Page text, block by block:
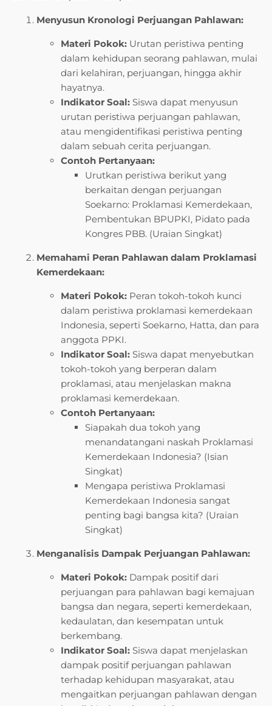
Menyusun Kronologi Perjuangan Pahlawan:
Materi Pokok: Urutan peristiwa penting
dalam kehidupan seorang pahlawan, mulai
dari kelahiran, perjuangan, hingga akhir
hayatnya.
Indikator Soal: Siswa dapat menyusun
urutan peristiwa perjuangan pahlawan,
atau mengidentifikasi peristiwa penting
dalam sebuah cerita perjuangan.
Contoh Pertanyaan:
Urutkan peristiwa berikut yang
berkaitan dengan perjuangan
Soekarno: Proklamasi Kemerdekaan,
Pembentukan BPUPKI, Pidato pada
Kongres PBB. (Uraian Singkat)
Memahami Peran Pahlawan dalam Proklamasi
Kemerdekaan:
Materi Pokok: Peran tokoh-tokoh kunci
dalam peristiwa proklamasi kemerdekaan
Indonesia, seperti Soekarno, Hatta, dan para
anggota PPKI.
Indikator Soal: Siswa dapat menyebutkan
tokoh-tokoh yang berperan dalam
proklamasi, atau menjelaskan makna
proklamasi kemerdekaan.
Contoh Pertanyaan:
Siapakah dua tokoh yang
menandatangani naskah Proklamasi
Kemerdekaan Indonesia? (Isian
Singkat)
Mengapa peristiwa Proklamasi
Kemerdekaan Indonesia sangat
penting bagi bangsa kita? (Uraian
Singkat)
Menganalisis Dampak Perjuangan Pahlawan:
Materi Pokok: Dampak positif dari
perjuangan para pahlawan bagi kemajuan
bangsa dan negara, seperti kemerdekaan,
kedaulatan, dan kesempatan untuk
berkembang.
Indikator Soal: Siswa dapat menjelaskan
dampak positif perjuangan pahlawan
terhadap kehidupan masyarakat, atau
mengaitkan perjuangan pahlawan dengan